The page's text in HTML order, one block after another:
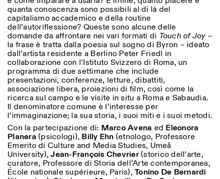
Designed by Dallas
quanta conoscenza sono possibili al di là del
capitalismo accademico e della routine
dell’autoriflessione? Queste sono alcune delle
domande da affrontare nei vari formati di Touch of Joy–
la frase è tratta dalla poesia sul sogno di Byron – ideato
dall’artista residente a Berlino Peter Friedl in
collaborazione con l’Istituto Svizzero di Roma, un
programma di due settimane che include
presentazioni, conferenze, letture, dibattiti,
associazione libera, proiezioni di film, così come la
ricerca sul campo e le visite in situ a Roma e Sabaudia.
Il denominatore comune è l’interesse per
l’immaginazione; la sua storia, i suoi miti e i suoi metodi.
Con la partecipazione di: Marco Avena ed Eleonora
Planera (psicologi), Billy Ehn (etnologo, Professore
Emerito di Culture and Media Studies, Umeå
University), Jean-François Chevrier(storico dell’arte,
curatore, Professore di Storia dell’Arte contemporanea,
École nationale supérieure, Paris), Tonino De Bernardi